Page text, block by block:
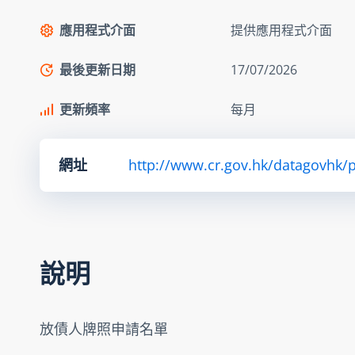
應用程式介面 提供應用程式介面
最後更新日期 17/07/2026
更新頻率 每月
網址 http://www.cr.gov.hk/datagovhk/
說明
放債人牌照申請名單